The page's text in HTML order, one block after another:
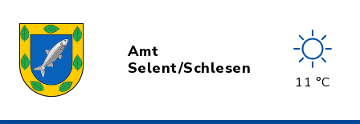
Amt
Selent/Schlesen
11 °C